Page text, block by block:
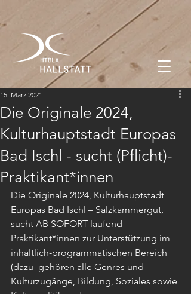
Die Originale 2024,
Kulturhauptstadt Europas
Bad Ischl - sucht (Pflicht)-
Praktikant*innen
15. März 2021
Die Originale 2024, Kulturhauptstadt
Europas Bad Ischl – Salzkammergut,
sucht AB SOFORT laufend
Praktikant*innen zur Unterstützung im
inhaltlich-programmatischen Bereich
(dazu  gehören alle Genres und
Kulturzugänge, Bildung, Soziales sowie